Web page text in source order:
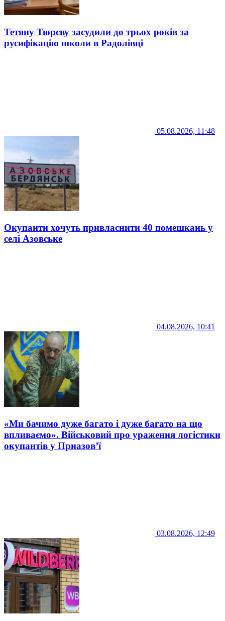
Тетяну Тюрєву засудили до трьох років за
русифікацію школи в Радолівці
05.08.2026, 11:48
Окупанти хочуть привласнити 40 помешкань у
селі Азовське
04.08.2026, 10:41
«Ми бачимо дуже багато і дуже багато на що
впливаємо». Військовий про ураження логістики
окупантів у Приазов’ї
03.08.2026, 12:49